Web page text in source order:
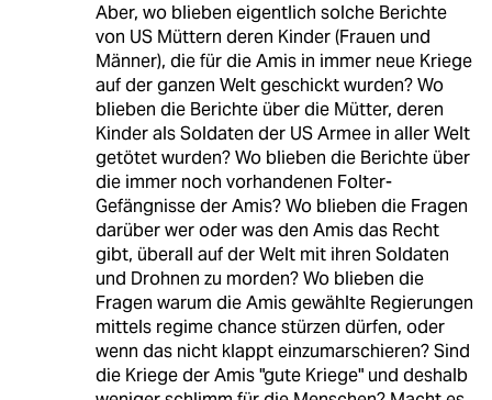
Aber, wo blieben eigentlich solche Berichte
von US Müttern deren Kinder (Frauen und
Männer), die für die Amis in immer neue Kriege
auf der ganzen Welt geschickt wurden? Wo
blieben die Berichte über die Mütter, deren
Kinder als Soldaten der US Armee in aller Welt
getötet wurden? Wo blieben die Berichte über
die immer noch vorhandenen Folter-
Gefängnisse der Amis? Wo blieben die Fragen
darüber wer oder was den Amis das Recht
gibt, überall auf der Welt mit ihren Soldaten
und Drohnen zu morden? Wo blieben die
Fragen warum die Amis gewählte Regierungen
mittels regime chance stürzen dürfen, oder
wenn das nicht klappt einzumarschieren? Sind
die Kriege der Amis "gute Kriege" und deshalb